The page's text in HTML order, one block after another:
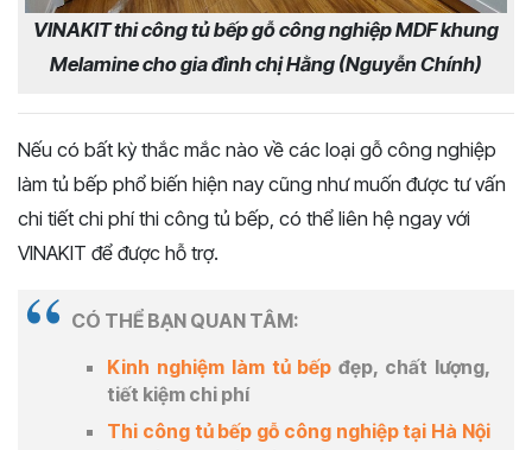
VINAKIT thi công tủ bếp gỗ công nghiệp MDF khung
Melamine cho gia đình chị Hằng (Nguyễn Chính)
Nếu có bất kỳ thắc mắc nào về các loại gỗ công nghiệp
làm tủ bếp phổ biến hiện nay cũng như muốn được tư vấn
chi tiết chi phí thi công tủ bếp, có thể liên hệ ngay với
VINAKIT để được hỗ trợ.
CÓ THỂ BẠN QUAN TÂM:
Kinh nghiệm làm tủ bếp đẹp, chất lượng,
tiết kiệm chi phí
Thi công tủ bếp gỗ công nghiệp tại Hà Nội